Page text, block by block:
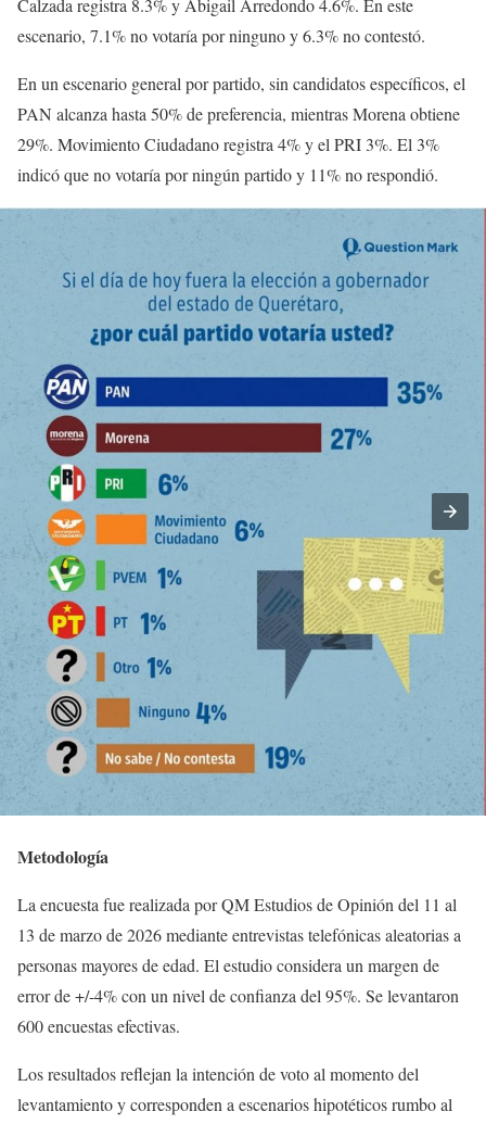
Calzada registra 8.3% y Abigail Arredondo 4.6%. En este
escenario, 7.1% no votaría por ninguno y 6.3% no contestó.
En un escenario general por partido, sin candidatos específicos, el
PAN alcanza hasta 50% de preferencia, mientras Morena obtiene
29%. Movimiento Ciudadano registra 4% y el PRI 3%. El 3%
indicó que no votaría por ningún partido y 11% no respondió.
Metodología
La encuesta fue realizada por QM Estudios de Opinión del 11 al
13 de marzo de 2026 mediante entrevistas telefónicas aleatorias a
personas mayores de edad. El estudio considera un margen de
error de +/-4% con un nivel de confianza del 95%. Se levantaron
600 encuestas efectivas.
Los resultados reflejan la intención de voto al momento del
levantamiento y corresponden a escenarios hipotéticos rumbo al